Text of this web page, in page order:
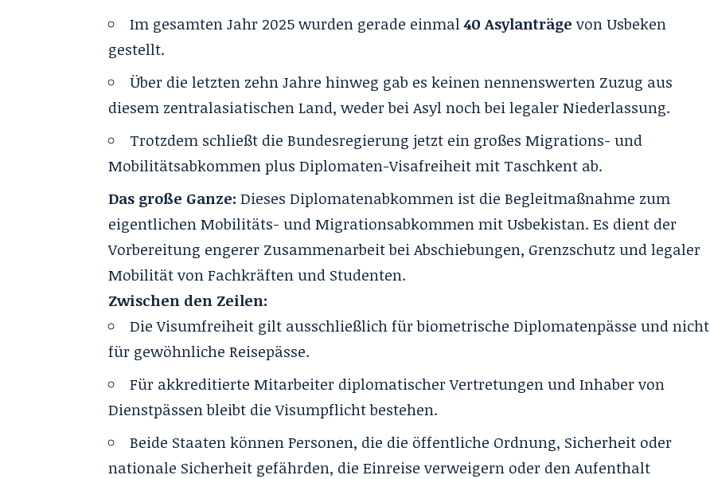
Im gesamten Jahr 2025 wurden gerade einmal40 Asylanträge von Usbeken
gestellt.
Über die letzten zehn Jahre hinweg gab es keinen nennenswerten Zuzug aus
diesem zentralasiatischen Land, weder bei Asyl noch bei legaler Niederlassung.
Trotzdem schließt die Bundesregierung jetzt ein großes Migrations- und
Mobilitätsabkommen plus Diplomaten-Visafreiheit mit Taschkent ab.
Das große Ganze: Dieses Diplomatenabkommen ist die Begleitmaßnahme zum
eigentlichen Mobilitäts- und Migrationsabkommenmit Usbekistan. Es dient der
Vorbereitung engerer Zusammenarbeit bei Abschiebungen, Grenzschutz und legaler
Mobilität von Fachkräften und Studenten.
Zwischen den Zeilen:
Die Visumfreiheit gilt ausschließlich für biometrische Diplomatenpässe und nicht
für gewöhnliche Reisepässe.
Für akkreditierte Mitarbeiter diplomatischer Vertretungen und Inhaber von
Dienstpässen bleibt die Visumpflicht bestehen.
Beide Staaten können Personen, die die öffentliche Ordnung, Sicherheit oder
nationale Sicherheit gefährden, die Einreise verweigern oder den Aufenthalt